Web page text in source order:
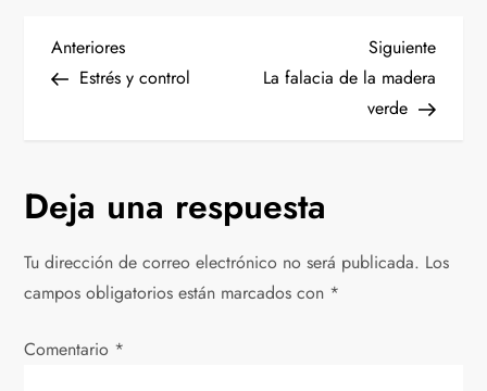
N
e
g
a
c
Entrada
anterior
Anteriores
Estrés y control
Siguiente
La falacia de la madera
verde
Deja una respuesta
Tu dirección de correo electrónico no será publicada. Los
campos obligatorios están marcados con *
Comentario *